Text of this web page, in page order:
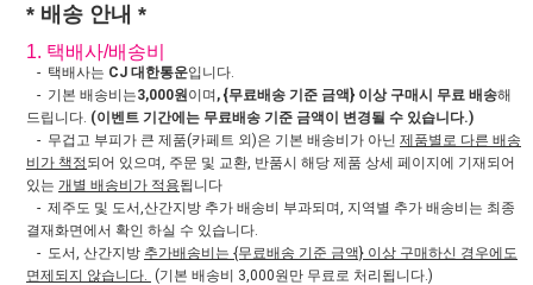
* 배송 안내 *
1. 택배사/배송비
- 택배사는 CJ 대한통운입니다.
- 기본 배송비는3,000원이며, {무료배송 기준 금액} 이상 구매시 무료 배송해
드립니다. (이벤트 기간에는 무료배송 기준 금액이 변경될 수 있습니다.)
- 무겁고 부피가 큰 제품(카페트 외)은 기본 배송비가 아닌 제품별로 다른 배송
비가 책정되어 있으며, 주문 및 교환, 반품시 해당 제품 상세 페이지에 기재되어
있는 개별 배송비가 적용됩니다
- 제주도 및 도서,산간지방 추가 배송비 부과되며, 지역별 추가 배송비는 최종
결재화면에서 확인 하실 수 있습니다.
- 도서, 산간지방 추가배송비는 {무료배송 기준 금액} 이상 구매하신 경우에도
면제되지 않습니다.
(기본 배송비 3,000원만 무료로 처리됩니다.)